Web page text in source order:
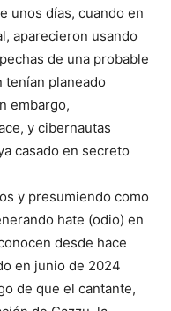
unos días, cuando en
aparecieron usando
de una probable
tenían planeado
embargo,
y cibernautas
casado en secreto
y presumiendo como
hate (odio) en
desde hace
en junio de 2024
de que el cantante,